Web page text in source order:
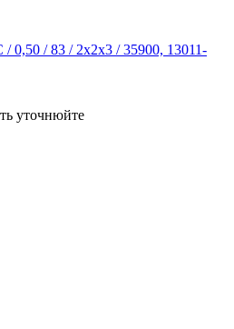
/ 0,50 / 83 / 2x2x3 / 35900, 13011-
уточнюйте